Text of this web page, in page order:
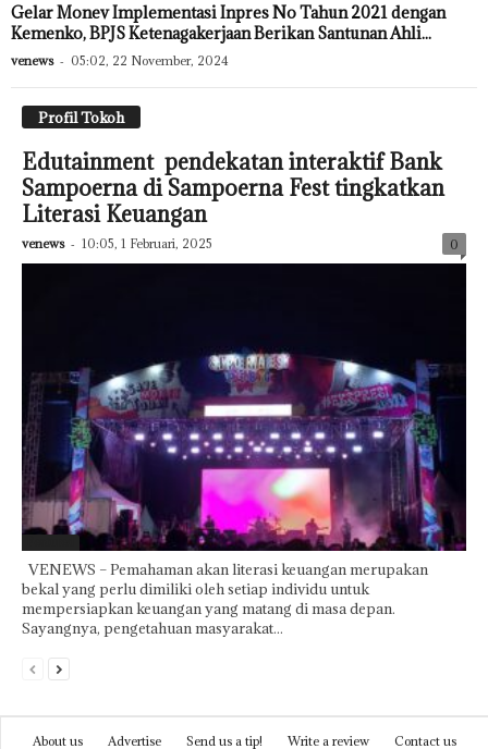
Gelar Monev Implementasi Inpres No Tahun 2021 dengan
Kemenko, BPJS Ketenagakerjaan Berikan Santunan Ahli...
venews - 05:02, 22 November, 2024
Profil Tokoh
Edutainment pendekatan interaktif Bank
Sampoerna di Sampoerna Fest tingkatkan
Literasi Keuangan
venews - 10:05, 1 Februari, 2025 0
VENEWS – Pemahaman akan literasi keuangan merupakan
bekal yang perlu dimiliki oleh setiap individu untuk
mempersiapkan keuangan yang matang di masa depan.
Sayangnya, pengetahuan masyarakat...
About us Advertise Send us a tip! Write a review Contact us